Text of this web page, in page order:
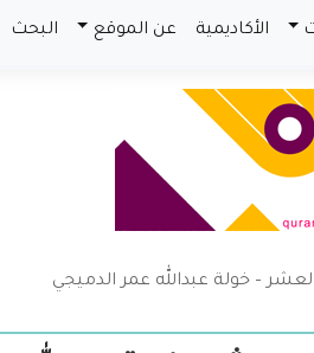
الأكاديمية عن الموقع البحث
– خولة عبدالله عمر الدميجي